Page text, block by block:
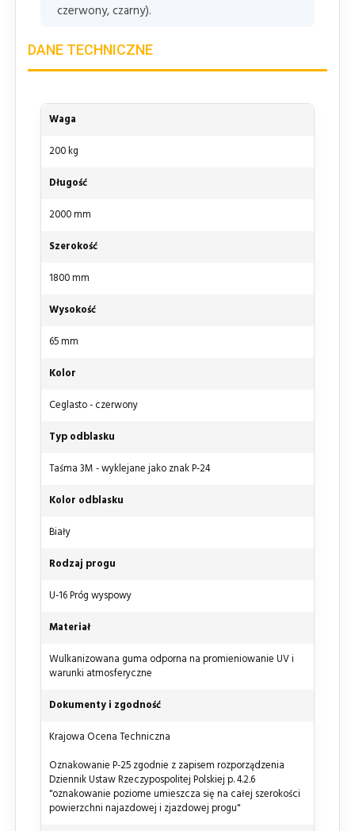
czerwony, czarny).
DANE TECHNICZNE
Waga
200 kg
Długość
2000 mm
Szerokość
1800 mm
Wysokość
65 mm
Kolor
Ceglasto - czerwony
Typ odblasku
Taśma 3M - wyklejane jako znak P-24
Kolor odblasku
Biały
Rodzaj progu
U-16 Próg wyspowy
Materiał
Wulkanizowana guma odporna na promieniowanie UV i
warunki atmosferyczne
Dokumenty i zgodność
Krajowa Ocena Techniczna
Oznakowanie P-25 zgodnie z zapisem rozporządzenia
Dziennik Ustaw Rzeczypospolitej Polskiej p. 4.2.6
"oznakowanie poziome umieszcza się na całej szerokości
powierzchni najazdowej i zjazdowej progu"